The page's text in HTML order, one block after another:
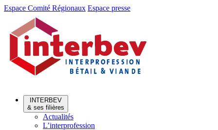
Aller
Aller
contenu
Espace Comité Régionaux Espace presse
INTERBEV
& ses filières
Actualités
L’interprofession